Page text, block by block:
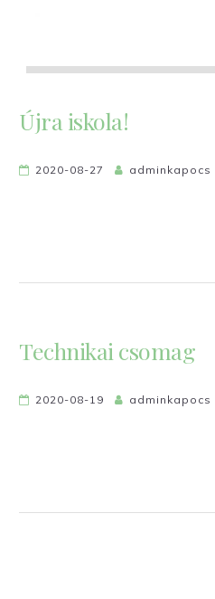
Újra iskola!
2020-08-27 adminkapocs
Technikai csomag
2020-08-19 adminkapocs